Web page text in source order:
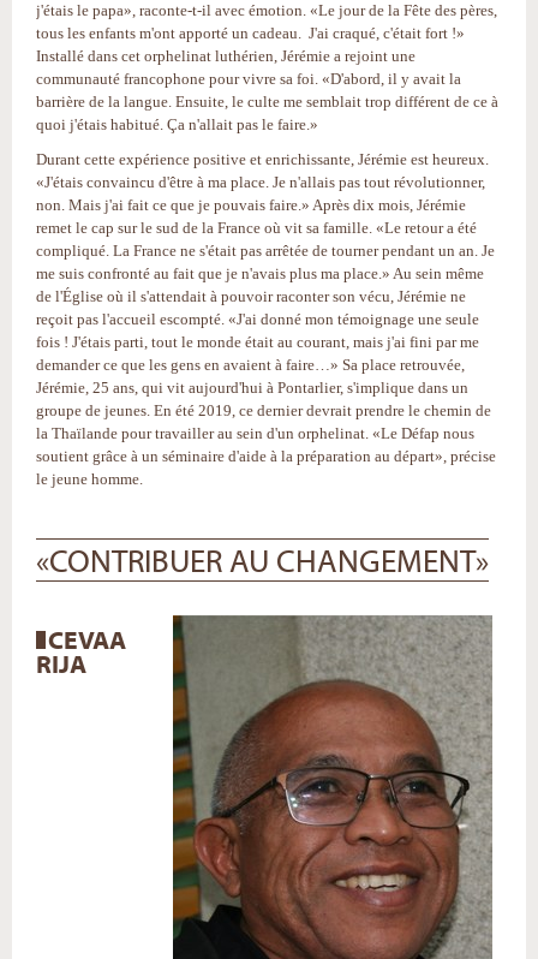
j'étais le papa», raconte-t-il avec émotion. «Le jour de la Fête des pères,
tous les enfants m'ont apporté un cadeau. J'ai craqué, c'était fort !»
Installé dans cet orphelinat luthérien, Jérémie a rejoint une
communauté francophone pour vivre sa foi. «D'abord, il y avait la
barrière de la langue. Ensuite, le culte me semblait trop différent de ce à
quoi j'étais habitué. Ça n'allait pas le faire.»
Durant cette expérience positive et enrichissante, Jérémie est heureux.
«J'étais convaincu d'être à ma place. Je n'allais pas tout révolutionner,
non. Mais j'ai fait ce que je pouvais faire.» Après dix mois, Jérémie
remet le cap sur le sud de la France où vit sa famille. «Le retour a été
compliqué. La France ne s'était pas arrêtée de tourner pendant un an. Je
me suis confronté au fait que je n'avais plus ma place.» Au sein même
de l'Église où il s'attendait à pouvoir raconter son vécu, Jérémie ne
reçoit pas l'accueil escompté. «J'ai donné mon témoignage une seule
fois ! J'étais parti, tout le monde était au courant, mais j'ai fini par me
demander ce que les gens en avaient à faire…» Sa place retrouvée,
Jérémie, 25 ans, qui vit aujourd'hui à Pontarlier, s'implique dans un
groupe de jeunes. En été 2019, ce dernier devrait prendre le chemin de
la Thaïlande pour travailler au sein d'un orphelinat. «Le Défap nous
soutient grâce à un séminaire d'aide à la préparation au départ», précise
le jeune homme.
«CONTRIBUER AU CHANGEMENT»
CEVAA
RIJA